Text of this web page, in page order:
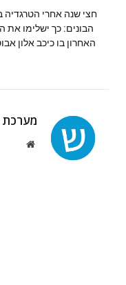
חצי שנה אחרי הטרגדיה
הבונים: כך ישלימו את
האחרון בו כיכב אלון
מערכת
Website